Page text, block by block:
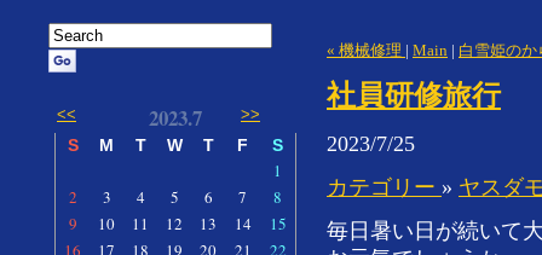
« 機械修理 | Main | 白雪姫のか
社員研修旅行
2023/7/25
カテゴリー » ヤスダ
毎日暑い日が続いて
<< 2023.7 >>
S M T W T F S
1
2
3 4 5 6 7
8
9
10 11 12 13 14
15
16
17 18 19 20 21
22